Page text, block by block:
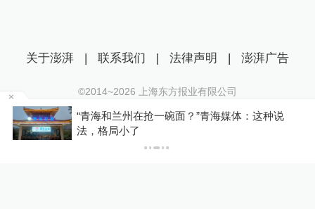
“青海和兰州在抢一碗面？”青海媒体：这种说
法，格局小了
关于澎湃 | 联系我们 | 法律声明 | 澎湃广告
©2014~2026 上海东方报业有限公司
沪ICP证：沪B2-20170116 | 沪ICP备14003370号
互联网新闻信息服务许可证：31120170006
沪公网安备 31010602000299号